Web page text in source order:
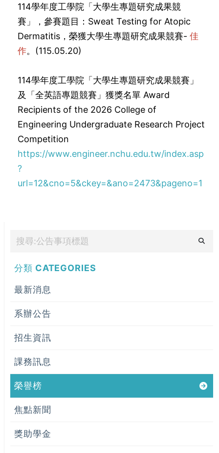
114學年度工學院「大學生專題研究成果競
賽」，參賽題目：Sweat Testing for Atopic
Dermatitis，榮獲大學生專題研究成果競賽- 佳
作。(115.05.20)
114學年度工學院「大學生專題研究成果競賽」
及「全英語專題競賽」獲獎名單 Award
Recipients of the 2026 College of
Engineering Undergraduate Research Project
Competition
https://www.engineer.nchu.edu.tw/index.asp
?
url=12&cno=5&ckey=&ano=2473&pageno=1
分類 CATEGORIES
最新消息
系辦公告
招生資訊
課務訊息
榮譽榜
焦點新聞
獎助學金